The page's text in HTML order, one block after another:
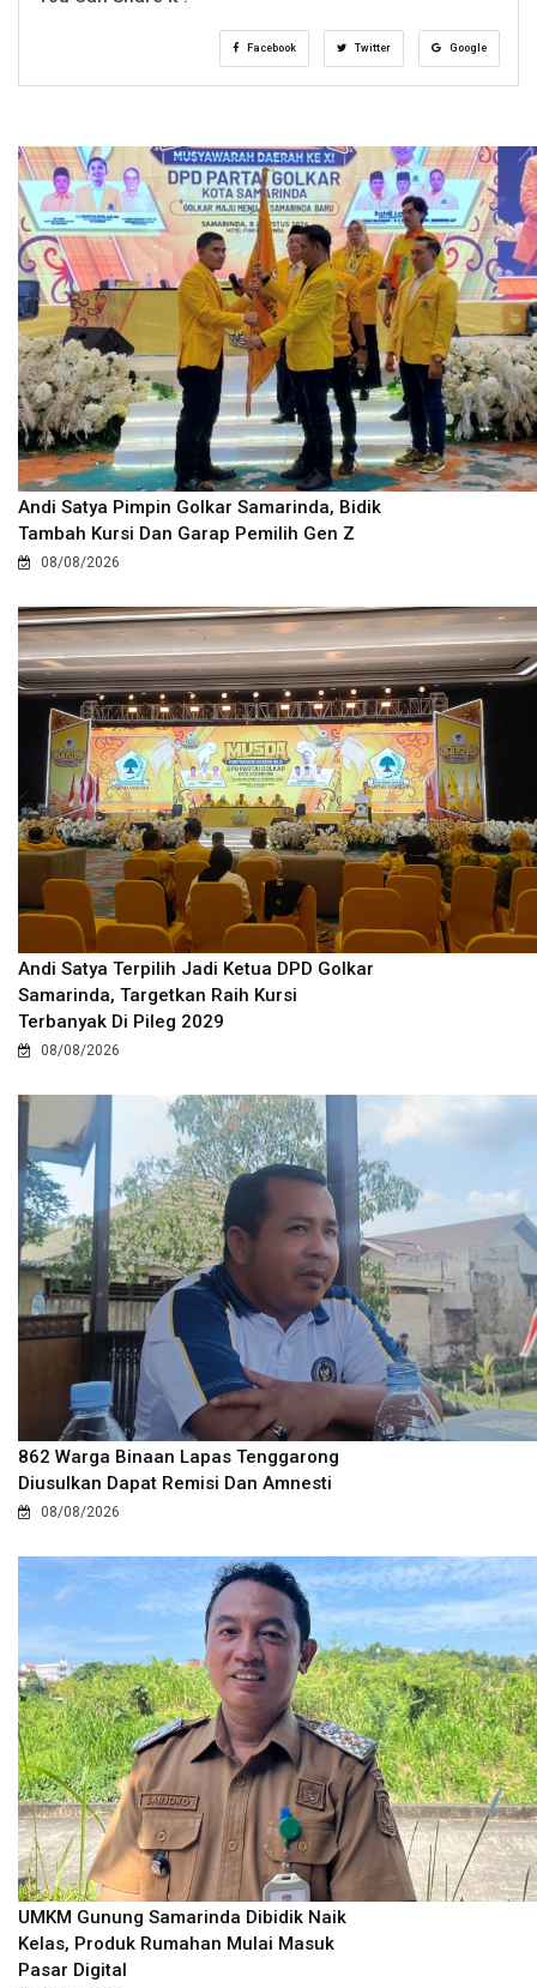
Facebook Twitter Google
Andi Satya Pimpin Golkar Samarinda, Bidik
Tambah Kursi Dan Garap Pemilih Gen Z
08/08/2026
Andi Satya Terpilih Jadi Ketua DPD Golkar
Samarinda, Targetkan Raih Kursi
Terbanyak Di Pileg 2029
08/08/2026
862 Warga Binaan Lapas Tenggarong
Diusulkan Dapat Remisi Dan Amnesti
08/08/2026
UMKM Gunung Samarinda Dibidik Naik
Kelas, Produk Rumahan Mulai Masuk
Pasar Digital